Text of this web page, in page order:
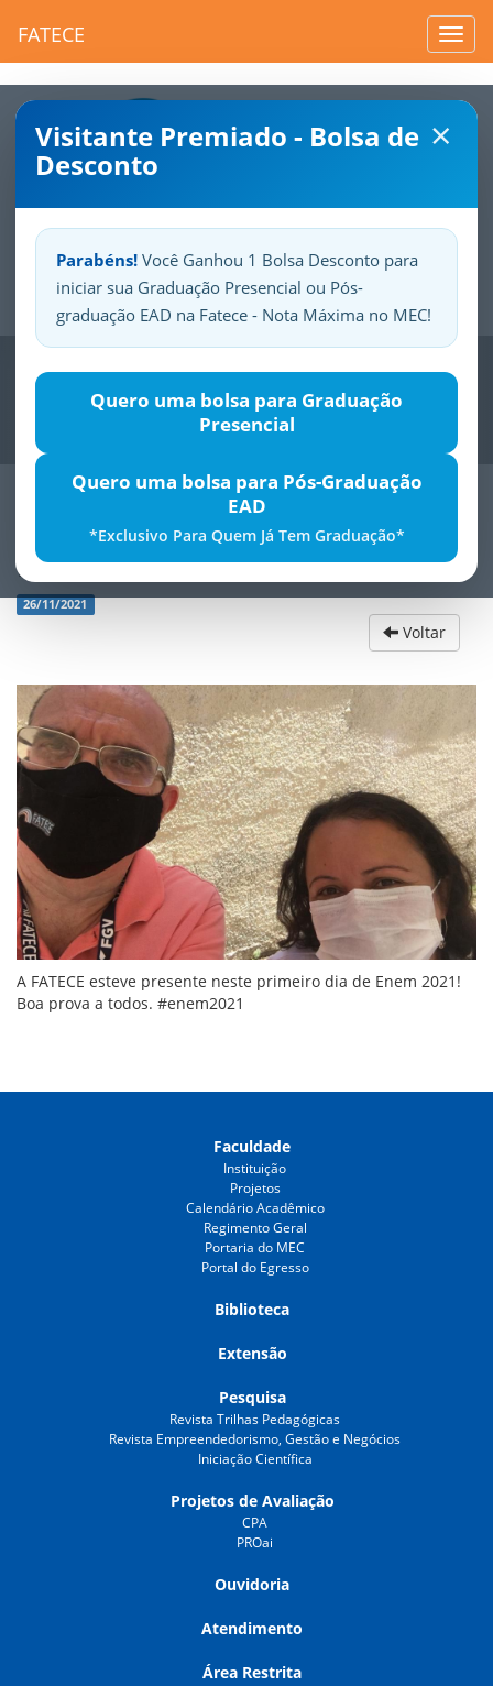
FATECE
×
Visitante Premiado - Bolsa de
Desconto
Parabéns! Você Ganhou 1 Bolsa Desconto para
iniciar sua Graduação Presencial ou Pós-
graduação EAD na Fatece - Nota Máxima no MEC!
Quero uma bolsa para Graduação
Presencial
Quero uma bolsa para Pós-Graduação
EAD
*Exclusivo Para Quem Já Tem Graduação*
SuaFatece.Seuorgulho.
Previous
ENEM
26/11/2021
Voltar
A FATECE esteve presente neste primeiro dia de Enem 2021!
Boa prova a todos. #enem2021
Faculdade
Instituição
Projetos
Calendário Acadêmico
Regimento Geral
Portaria do MEC
Portal do Egresso
Biblioteca
Extensão
Pesquisa
Revista Trilhas Pedagógicas
Revista Empreendedorismo, Gestão e Negócios
Iniciação Científica
Projetos de Avaliação
CPA
PROai
Ouvidoria
Atendimento
Área Restrita